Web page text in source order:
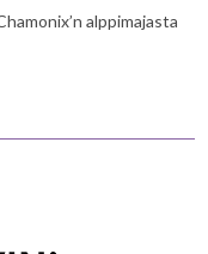
alppimajasta